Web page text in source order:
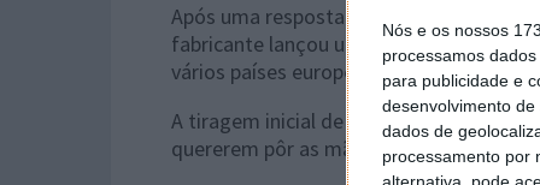
Nós e os nossos
processamos
para publicidade e
desenvolvimento de
dados de
processamento por
Após uma resposta "extremamente
fabricante lançou um modelo My Ami
vários países europeus com uma
A tiragem inicial de 50 unidades
quererem pôr as mãos na máquina